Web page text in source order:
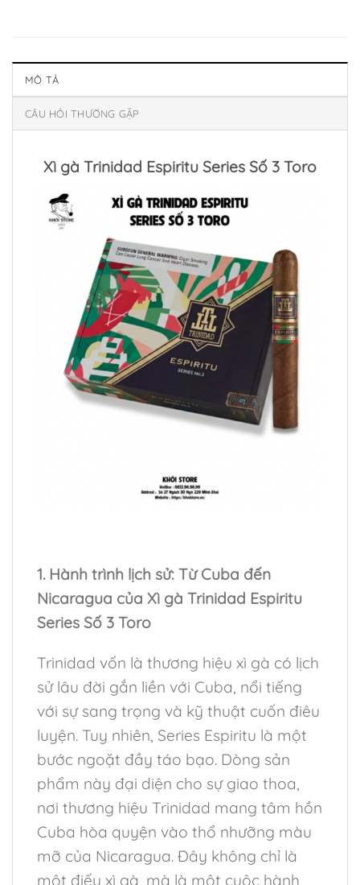
MÔ TẢ
CÂU HỎI THƯỜNG GẶP
Xì gà Trinidad Espiritu Series Số 3 Toro
1. Hành trình lịch sử: Từ Cuba đến
Nicaragua của Xì gà Trinidad Espiritu
Series Số 3 Toro
Trinidad vốn là thương hiệu xì gà có lịch
sử lâu đời gắn liền với Cuba, nổi tiếng
với sự sang trọng và kỹ thuật cuốn điêu
luyện. Tuy nhiên, Series Espiritu là một
bước ngoặt đầy táo bạo. Dòng sản
phẩm này đại diện cho sự giao thoa,
nơi thương hiệu Trinidad mang tâm hồn
Cuba hòa quyện vào thổ nhưỡng màu
mỡ của Nicaragua. Đây không chỉ là
một điếu xì gà, mà là một cuộc hành